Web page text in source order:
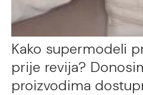
Kako supermodeli
prije revija?
proizvodima